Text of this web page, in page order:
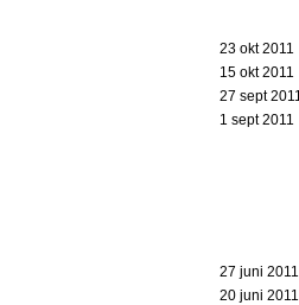
23 okt 2011
15 okt 2011
27 sept
1 sept 2011
27 juni 2011
20 juni 2011